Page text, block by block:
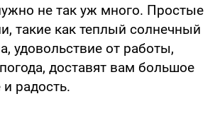
не так уж много. Простые
такие как теплый солнечный
удовольствие от работы,
доставят вам большое
радость.